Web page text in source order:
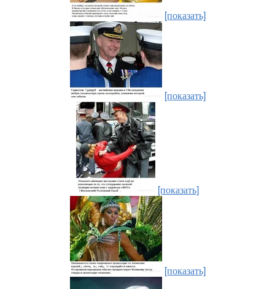
[показать]
[показать]
[показать]
[показать]